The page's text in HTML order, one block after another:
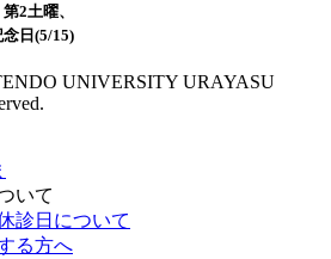
2土曜、
日(5/15)
UNIVERSITY URAYASU
いて
診日について
る方へ